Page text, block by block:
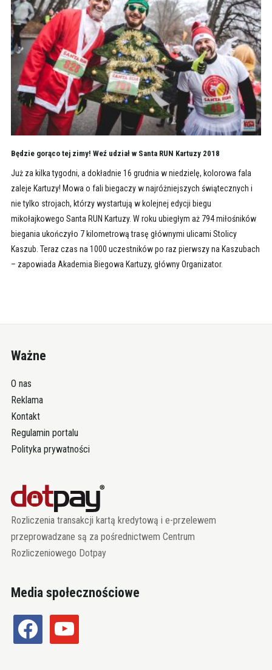
Będzie gorąco tej zimy! Weź udział w Santa RUN Kartuzy 2018
Już za kilka tygodni, a dokładnie 16 grudnia w niedzielę, kolorowa fala
zaleje Kartuzy! Mowa o fali biegaczy w najróżniejszych świątecznych i
nie tylko strojach, którzy wystartują w kolejnej edycji biegu
mikołajkowego Santa RUN Kartuzy. W roku ubiegłym aż 794 miłośników
biegania ukończyło 7 kilometrową trasę głównymi ulicami Stolicy
Kaszub. Teraz czas na 1000 uczestników po raz pierwszy na Kaszubach
– zapowiada Akademia Biegowa Kartuzy, główny Organizator.
Ważne
O nas
Reklama
Kontakt
Regulamin portalu
Polityka prywatności
Rozliczenia transakcji kartą kredytową i e-przelewem
przeprowadzane są za pośrednictwem Centrum
Rozliczeniowego Dotpay
Media społecznościowe
facebook youtube